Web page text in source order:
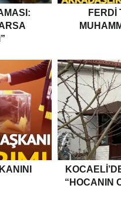
FERDI
“HOCANIN